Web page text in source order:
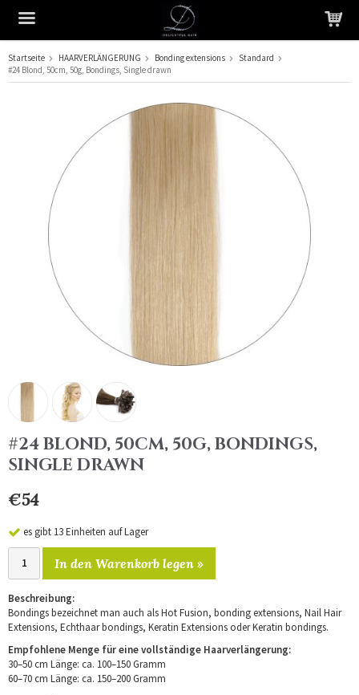
Das Produkt wurde in Ihren Warenkorb gelegt
Startseite HAARVERLÄNGERUNG Bonding extensions
Standard
#24 Blond, 50cm, 50g, Bondings, Single drawn
#24 BLOND, 50CM, 50G, BONDINGS,
SINGLE DRAWN
€54
es gibt 13 Einheiten auf Lager
In den Warenkorb legen »
Beschreibung:
Bondings bezeichnet man auch als Hot Fusion, bonding extensions, Nail Hair
Extensions, Echthaar bondings, Keratin Extensions oder Keratin bondings.
Empfohlene Menge für eine vollständige Haarverlängerung:
30–50 cm Länge: ca. 100–150 Gramm
60–70 cm Länge: ca. 150–200 Gramm